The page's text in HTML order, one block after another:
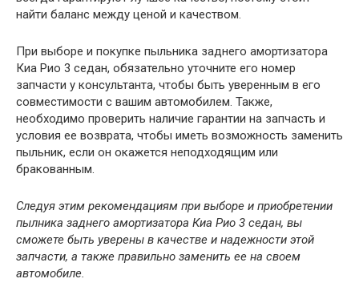
найти баланс между ценой и качеством.
При выборе и покупке пыльника заднего амортизатора
Киа Рио 3 седан, обязательно уточните его номер
запчасти у консультанта, чтобы быть уверенным в его
совместимости с вашим автомобилем. Также,
необходимо проверить наличие гарантии на запчасть и
условия ее возврата, чтобы иметь возможность заменить
пыльник, если он окажется неподходящим или
бракованным.
Следуя этим рекомендациям при выборе и приобретении
пылника заднего амортизатора Киа Рио 3 седан, вы
сможете быть уверены в качестве и надежности этой
запчасти, а также правильно заменить ее на своем
автомобиле.